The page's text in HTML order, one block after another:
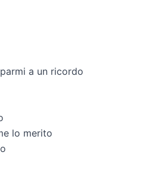
a un ricordo
lo merito